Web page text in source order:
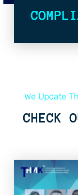
We Update
CHECK